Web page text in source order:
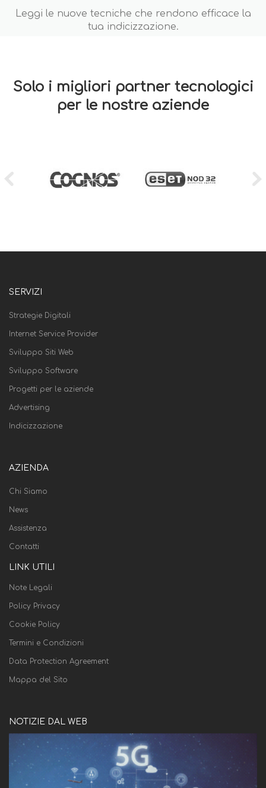
Leggi le nuove tecniche che rendono efficace la
tua indicizzazione.
Solo i migliori partner tecnologici
per le nostre aziende
SERVIZI
Strategie Digitali
Internet Service Provider
Sviluppo Siti Web
Sviluppo Software
Progetti per le aziende
Advertising
Indicizzazione
AZIENDA
Chi Siamo
News
Assistenza
Contatti
LINK UTILI
Note Legali
Policy Privacy
Cookie Policy
Termini e Condizioni
Data Protection Agreement
Mappa del Sito
NOTIZIE DAL WEB